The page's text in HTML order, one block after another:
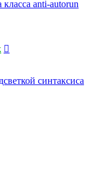
anti-autorun
синтаксиса